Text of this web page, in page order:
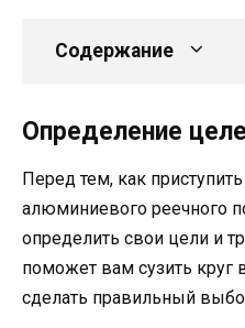
Содержание
Определение
Перед тем, как
алюминиевого реечного
определить свои цели и
поможет вам сузить
сделать правильный